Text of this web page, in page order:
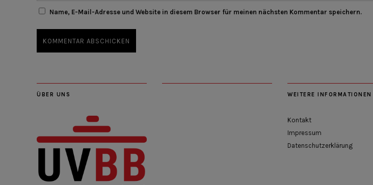
Name, E-Mail-Adresse und Website in diesem Browser für meinen nächsten Kommentar speichern.
ÜBER UNS WEITERE INFORMATIONEN
Kontakt
Impressum
Datenschutzerklärung